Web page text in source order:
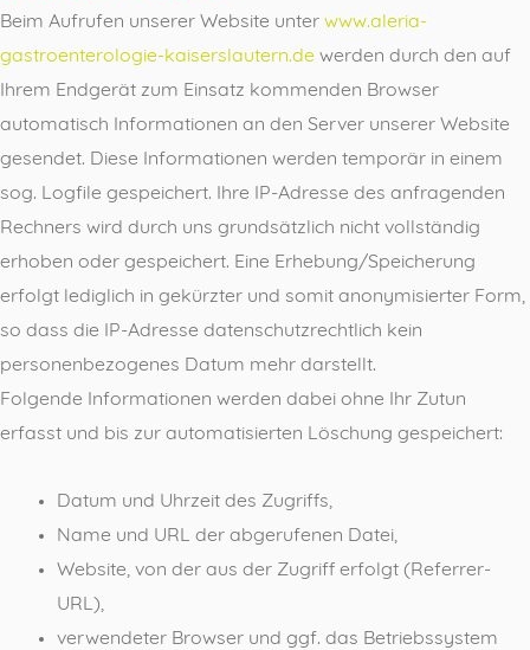
Beim Aufrufen unserer Website unter www.aleria-
gastroenterologie-kaiserslautern.de werden durch den auf
Ihrem Endgerät zum Einsatz kommenden Browser
automatisch Informationen an den Server unserer Website
gesendet. Diese Informationen werden temporär in einem
sog. Logfile gespeichert. Ihre IP-Adresse des anfragenden
Rechners wird durch uns grundsätzlich nicht vollständig
erhoben oder gespeichert. Eine Erhebung/Speicherung
erfolgt lediglich in gekürzter und somit anonymisierter Form,
so dass die IP-Adresse datenschutzrechtlich kein
personenbezogenes Datum mehr darstellt.
Folgende Informationen werden dabei ohne Ihr Zutun
erfasst und bis zur automatisierten Löschung gespeichert:
Datum und Uhrzeit des Zugriffs,
Name und URL der abgerufenen Datei,
Website, von der aus der Zugriff erfolgt (Referrer-
URL),
verwendeter Browser und ggf. das Betriebssystem